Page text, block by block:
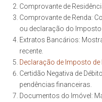
Comprovante de
Comprovante de Renda:
ou declaração do Imposto
Extratos Bancários:
recente.
Declaração de Imposto de
Certidão Negativa de
pendências financeiras.
Documentos do Imóvel: